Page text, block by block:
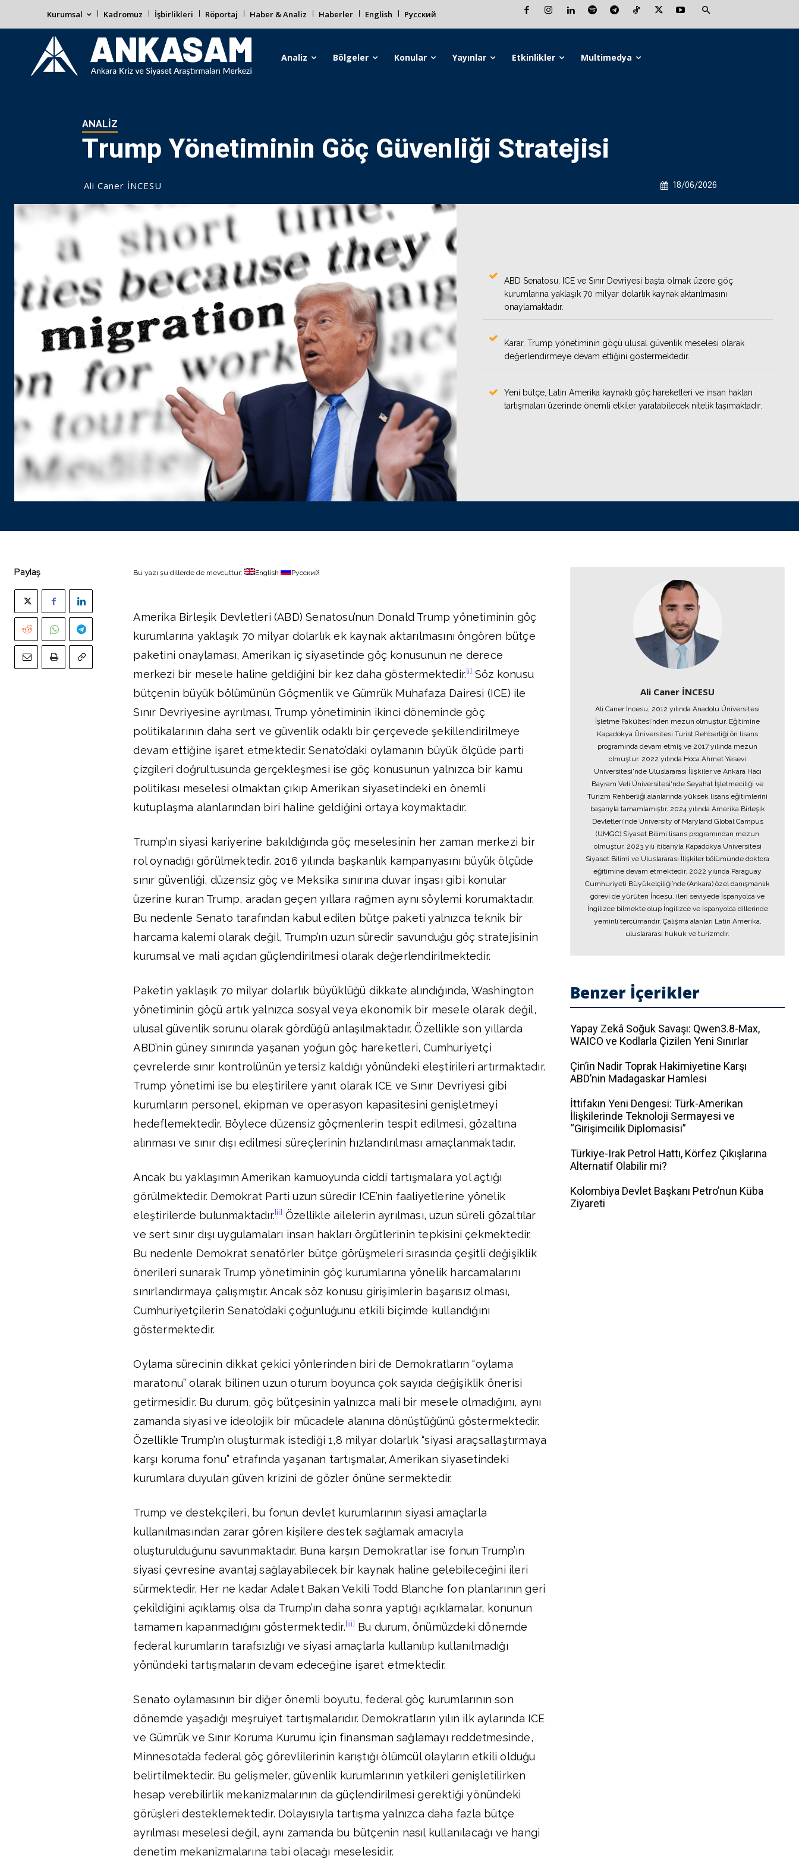
Kurumsal Kadromuz İşbirlikleri Röportaj Haber & Analiz Haberler English Русский
Analiz Bölgeler Konular Yayınlar Etkinlikler Multimedya
ANALIZ
Trump Yönetiminin Göç Güvenliği Stratejisi
18/06/2026
Ali Caner İNCESU
ABD Senatosu, ICE ve Sınır Devriyesi başta olmak üzere göç
kurumlarına yaklaşık 70 milyar dolarlık kaynak aktarılmasını
onaylamaktadır.
Karar, Trump yönetiminin göçü ulusal güvenlik meselesi olarak
değerlendirmeye devam ettiğini göstermektedir.
Yeni bütçe, Latin Amerika kaynaklı göç hareketleri ve insan hakları
tartışmaları üzerinde önemli etkiler yaratabilecek nitelik taşımaktadır.
Paylaş Bu yazı şu dillerde de mevcuttur: English Русский
Amerika Birleşik Devletleri (ABD) Senatosu’nun Donald Trump yönetiminin göç
kurumlarına yaklaşık 70 milyar dolarlık ek kaynak aktarılmasını öngören bütçe
paketini onaylaması, Amerikan iç siyasetinde göç konusunun ne derece
merkezi bir mesele haline geldiğini bir kez daha göstermektedir.[i] Söz konusu
bütçenin büyük bölümünün Göçmenlik ve Gümrük Muhafaza Dairesi (ICE) ile
Sınır Devriyesine ayrılması, Trump yönetiminin ikinci döneminde göç
politikalarının daha sert ve güvenlik odaklı bir çerçevede şekillendirilmeye
devam ettiğine işaret etmektedir. Senato’daki oylamanın büyük ölçüde parti
çizgileri doğrultusunda gerçekleşmesi ise göç konusunun yalnızca bir kamu
politikası meselesi olmaktan çıkıp Amerikan siyasetindeki en önemli
kutuplaşma alanlarından biri haline geldiğini ortaya koymaktadır.
Trump’ın siyasi kariyerine bakıldığında göç meselesinin her zaman merkezi bir
rol oynadığı görülmektedir. 2016 yılında başkanlık kampanyasını büyük ölçüde
sınır güvenliği, düzensiz göç ve Meksika sınırına duvar inşası gibi konular
üzerine kuran Trump, aradan geçen yıllara rağmen aynı söylemi korumaktadır.
Bu nedenle Senato tarafından kabul edilen bütçe paketi yalnızca teknik bir
harcama kalemi olarak değil, Trump’ın uzun süredir savunduğu göç stratejisinin
kurumsal ve mali açıdan güçlendirilmesi olarak değerlendirilmektedir.
Paketin yaklaşık 70 milyar dolarlık büyüklüğü dikkate alındığında, Washington
yönetiminin göçü artık yalnızca sosyal veya ekonomik bir mesele olarak değil,
ulusal güvenlik sorunu olarak gördüğü anlaşılmaktadır. Özellikle son yıllarda
ABD’nin güney sınırında yaşanan yoğun göç hareketleri, Cumhuriyetçi
çevrelerde sınır kontrolünün yetersiz kaldığı yönündeki eleştirileri artırmaktadır.
Trump yönetimi ise bu eleştirilere yanıt olarak ICE ve Sınır Devriyesi gibi
kurumların personel, ekipman ve operasyon kapasitesini genişletmeyi
hedeflemektedir. Böylece düzensiz göçmenlerin tespit edilmesi, gözaltına
alınması ve sınır dışı edilmesi süreçlerinin hızlandırılması amaçlanmaktadır.
Ancak bu yaklaşımın Amerikan kamuoyunda ciddi tartışmalara yol açtığı
görülmektedir. Demokrat Parti uzun süredir ICE’nin faaliyetlerine yönelik
eleştirilerde bulunmaktadır.[ii] Özellikle ailelerin ayrılması, uzun süreli gözaltılar
ve sert sınır dışı uygulamaları insan hakları örgütlerinin tepkisini çekmektedir.
Bu nedenle Demokrat senatörler bütçe görüşmeleri sırasında çeşitli değişiklik
önerileri sunarak Trump yönetiminin göç kurumlarına yönelik harcamalarını
sınırlandırmaya çalışmıştır. Ancak söz konusu girişimlerin başarısız olması,
Cumhuriyetçilerin Senato’daki çoğunluğunu etkili biçimde kullandığını
göstermektedir.
Oylama sürecinin dikkat çekici yönlerinden biri de Demokratların “oylama
maratonu” olarak bilinen uzun oturum boyunca çok sayıda değişiklik önerisi
getirmesidir. Bu durum, göç bütçesinin yalnızca mali bir mesele olmadığını, aynı
zamanda siyasi ve ideolojik bir mücadele alanına dönüştüğünü göstermektedir.
Özellikle Trump’ın oluşturmak istediği 1,8 milyar dolarlık “siyasi araçsallaştırmaya
karşı koruma fonu” etrafında yaşanan tartışmalar, Amerikan siyasetindeki
kurumlara duyulan güven krizini de gözler önüne sermektedir.
Trump ve destekçileri, bu fonun devlet kurumlarının siyasi amaçlarla
kullanılmasından zarar gören kişilere destek sağlamak amacıyla
oluşturulduğunu savunmaktadır. Buna karşın Demokratlar ise fonun Trump’ın
siyasi çevresine avantaj sağlayabilecek bir kaynak haline gelebileceğini ileri
sürmektedir. Her ne kadar Adalet Bakan Vekili Todd Blanche fon planlarının geri
çekildiğini açıklamış olsa da Trump’ın daha sonra yaptığı açıklamalar, konunun
tamamen kapanmadığını göstermektedir.[iii] Bu durum, önümüzdeki dönemde
federal kurumların tarafsızlığı ve siyasi amaçlarla kullanılıp kullanılmadığı
yönündeki tartışmaların devam edeceğine işaret etmektedir.
Senato oylamasının bir diğer önemli boyutu, federal göç kurumlarının son
dönemde yaşadığı meşruiyet tartışmalarıdır. Demokratların yılın ilk aylarında ICE
ve Gümrük ve Sınır Koruma Kurumu için finansman sağlamayı reddetmesinde,
Minnesota’da federal göç görevlilerinin karıştığı ölümcül olayların etkili olduğu
belirtilmektedir. Bu gelişmeler, güvenlik kurumlarının yetkileri genişletilirken
hesap verebilirlik mekanizmalarının da güçlendirilmesi gerektiği yönündeki
görüşleri desteklemektedir. Dolayısıyla tartışma yalnızca daha fazla bütçe
ayrılması meselesi değil, aynı zamanda bu bütçenin nasıl kullanılacağı ve hangi
denetim mekanizmalarına tabi olacağı meselesidir.
Ali Caner İNCESU
Ali Caner İncesu, 2012 yılında Anadolu Üniversitesi
İşletme Fakültesi’nden mezun olmuştur. Eğitimine
Kapadokya Üniversitesi Turist Rehberliği ön lisans
programında devam etmiş ve 2017 yılında mezun
olmuştur. 2022 yılında Hoca Ahmet Yesevi
Üniversitesi'nde Uluslararası İlişkiler ve Ankara Hacı
Bayram Veli Üniversitesi'nde Seyahat İşletmeciliği ve
Turizm Rehberliği alanlarında yüksek lisans eğitimlerini
başarıyla tamamlamıştır. 2024 yılında Amerika Birleşik
Devletleri'nde University of Maryland Global Campus
(UMGC) Siyaset Bilimi lisans programından mezun
olmuştur. 2023 yılı itibarıyla Kapadokya Üniversitesi
Siyaset Bilimi ve Uluslararası İlişkiler bölümünde doktora
eğitimine devam etmektedir. 2022 yılında Paraguay
Cumhuriyeti Büyükelçiliği’nde (Ankara) özel danışmanlık
görevi de yürüten İncesu, ileri seviyede İspanyolca ve
İngilizce bilmekte olup İngilizce ve İspanyolca dillerinde
yeminli tercümandır. Çalışma alanları Latin Amerika,
uluslararası hukuk ve turizmdir.
Benzer İçerikler
Yapay Zekâ Soğuk Savaşı: Qwen3.8-Max,
WAICO ve Kodlarla Çizilen Yeni Sınırlar
Çin’in Nadir Toprak Hakimiyetine Karşı
ABD’nin Madagaskar Hamlesi
İttifakın Yeni Dengesi: Türk-Amerikan
İlişkilerinde Teknoloji Sermayesi ve
“Girişimcilik Diplomasisi”
Türkiye-Irak Petrol Hattı, Körfez Çıkışlarına
Alternatif Olabilir mi?
Kolombiya Devlet Başkanı Petro’nun Küba
Ziyareti